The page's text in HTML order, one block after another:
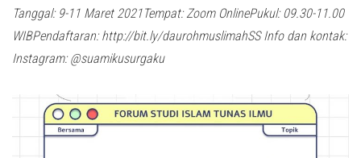
Tanggal: 9-11 Maret 2021Tempat: Zoom OnlinePukul: 09.30-11.00
WIBPendaftaran: http://bit.ly/daurohmuslimahSS Info dan kontak:
Instagram: @suamikusurgaku